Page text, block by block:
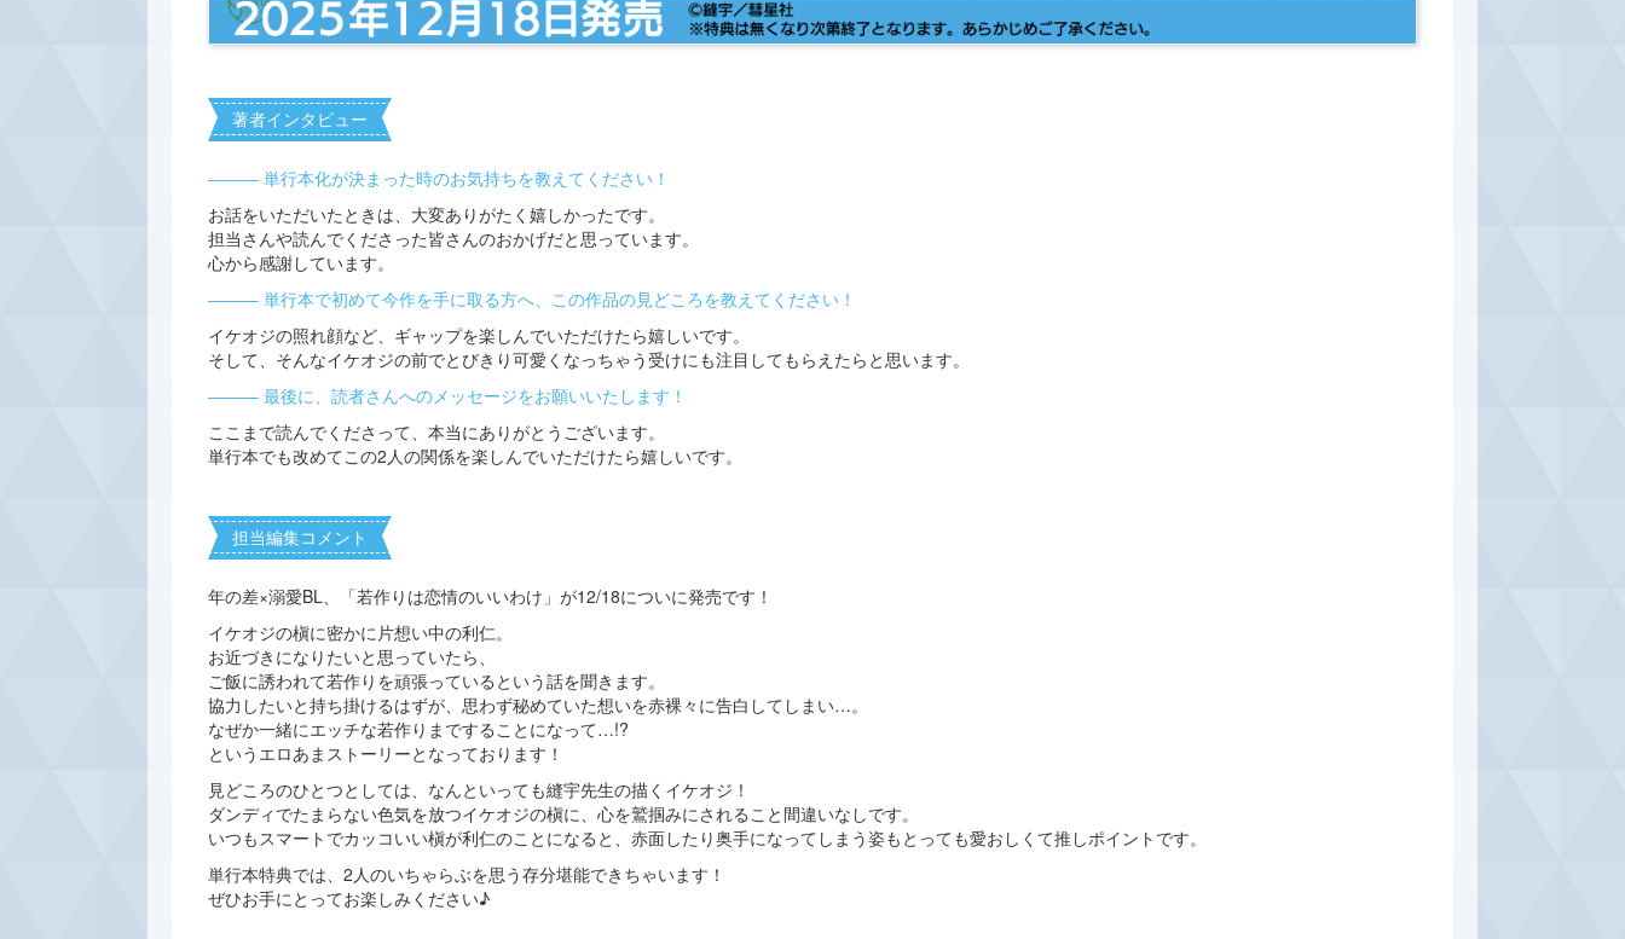
著者インタビュー
――― 単行本化が決まった時のお気持ちを教えてください！
お話をいただいたときは、大変ありがたく嬉しかったです。
担当さんや読んでくださった皆さんのおかげだと思っています。
心から感謝しています。
――― 単行本で初めて今作を手に取る方へ、この作品の見どころを教えてください！
イケオジの照れ顔など、ギャップを楽しんでいただけたら嬉しいです。
そして、そんなイケオジの前でとびきり可愛くなっちゃう受けにも注目してもらえたらと思います。
――― 最後に、読者さんへのメッセージをお願いいたします！
ここまで読んでくださって、本当にありがとうございます。
単行本でも改めてこの2人の関係を楽しんでいただけたら嬉しいです。
担当編集コメント
年の差×溺愛BL、「若作りは恋情のいいわけ」が12/18についに発売です！
イケオジの槇に密かに片想い中の利仁。
お近づきになりたいと思っていたら、
ご飯に誘われて若作りを頑張っているという話を聞きます。
協力したいと持ち掛けるはずが、思わず秘めていた想いを赤裸々に告白してしまい…。
なぜか一緒にエッチな若作りまですることになって…!?
というエロあまストーリーとなっております！
見どころのひとつとしては、なんといっても縫宇先生の描くイケオジ！
ダンディでたまらない色気を放つイケオジの槇に、心を鷲掴みにされること間違いなしです。
いつもスマートでカッコいい槇が利仁のことになると、赤面したり奥手になってしまう姿もとっても愛おしくて推しポイントです。
単行本特典では、2人のいちゃらぶを思う存分堪能できちゃいます！
ぜひお手にとってお楽しみください♪